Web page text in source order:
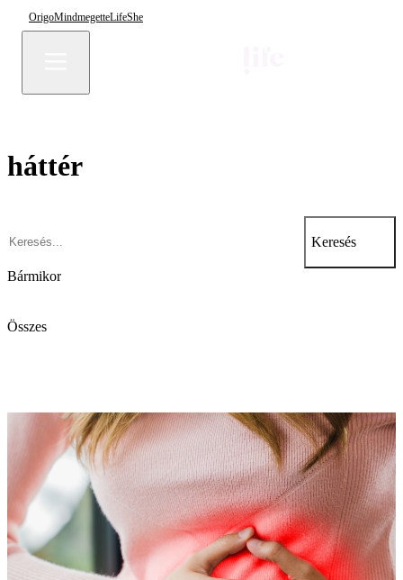
OrigoMindmegetteLifeShe
háttér
Keresés
Bármikor
Összes